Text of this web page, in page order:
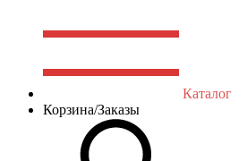
Каталог
Корзина/Заказы